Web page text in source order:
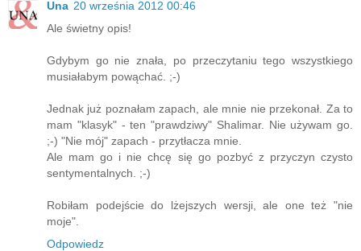
Una 20 września 2012 00:46
Ale świetny opis!
Gdybym go nie znała, po przeczytaniu tego wszystkiego
musiałabym powąchać. ;-)
Jednak już poznałam zapach, ale mnie nie przekonał. Za to
mam "klasyk" - ten "prawdziwy" Shalimar. Nie używam go.
;-) "Nie mój" zapach - przytłacza mnie.
Ale mam go i nie chcę się go pozbyć z przyczyn czysto
sentymentalnych. ;-)
Robiłam podejście do lżejszych wersji, ale one też "nie
moje".
Odpowiedz